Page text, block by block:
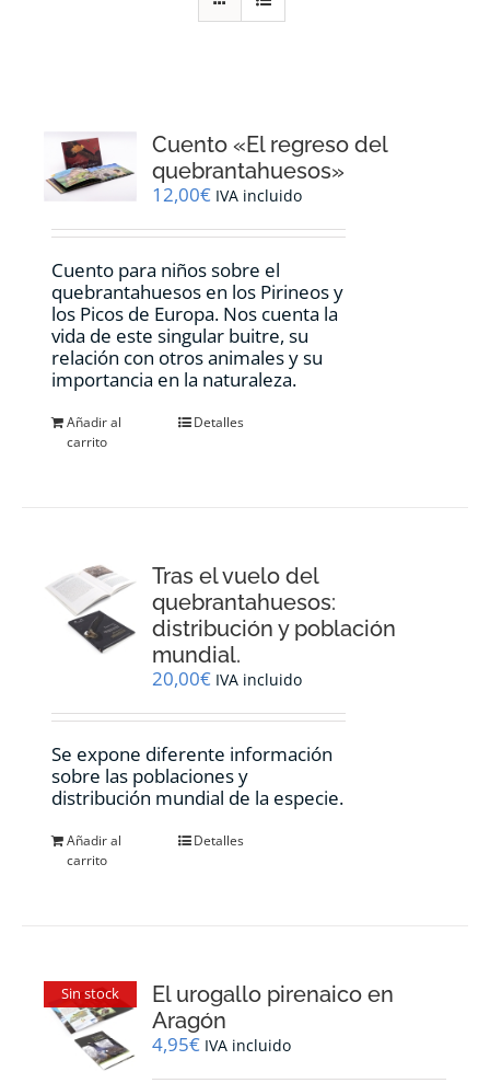
Cuento «El regreso del
quebrantahuesos»
12,00€ IVA incluido
Cuento para niños sobre el
quebrantahuesos en los Pirineos y
los Picos de Europa. Nos cuenta la
vida de este singular buitre, su
relación con otros animales y su
importancia en la naturaleza.
Añadir al
carrito
Detalles
Tras el vuelo del
quebrantahuesos:
distribución y población
mundial.
20,00€ IVA incluido
Se expone diferente información
sobre las poblaciones y
distribución mundial de la especie.
Añadir al
carrito
Detalles
Sin stock
El urogallo pirenaico en
Aragón
4,95€ IVA incluido